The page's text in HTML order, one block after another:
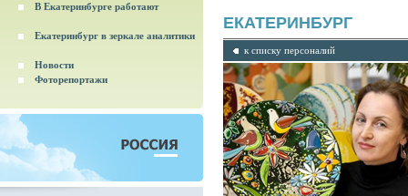
В Екатеринбурге работают
Екатеринбург в зеркале аналитики
Новости
Фоторепортажи
ЕКАТЕРИНБУРГ
к списку персоналий